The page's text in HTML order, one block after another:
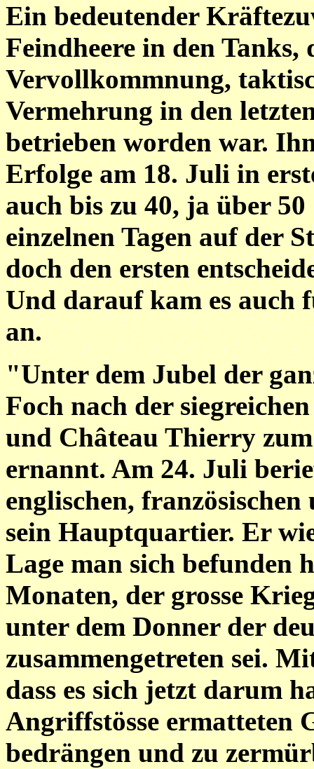
Ein bedeutender
Feindheere in den Tanks,
Vervollkommnung,
Vermehrung in den
betrieben worden war.
Erfolge am 18. Juli in
auch bis zu 40, ja über
einzelnen Tagen auf der
doch den ersten
Und darauf kam es
an.
"Unter dem Jubel der
Foch nach der
und Château Thierry
ernannt. Am 24. Juli
englischen,
sein Hauptquartier. Er
Lage man sich befunden
Monaten, der grosse
unter dem Donner der
zusammengetreten sei.
dass es sich jetzt darum
Angriffstösse ermatteten
bedrängen und zu